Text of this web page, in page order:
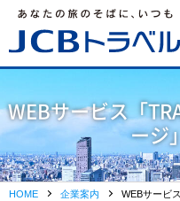
WEBサービス「
ージ
HOME 企業案内
WEBサービ